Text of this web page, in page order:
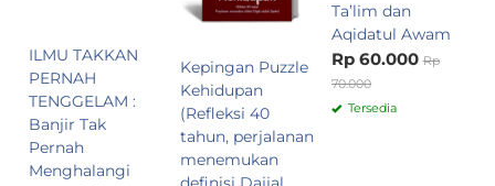
ILMU TAKKAN
PERNAH
TENGGELAM :
Banjir Tak
Pernah
Menghalangi
Kepingan Puzzle
Kehidupan
(Refleksi 40
tahun, perjalanan
menemukan
Ta’lim dan
Aqidatul Awam
Rp 60.000 Rp
70.000
Tersedia